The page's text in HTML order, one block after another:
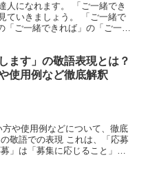
人になれます。 「ご一緒でき
ていきましょう。 「ご一緒で
「ご一緒できれば」の「ご一
ます」の敬語表現とは？
使用例など徹底解釈
方や使用例などについて、徹底
敬語での表現 これは、「応募
」は「募集に応じること」を